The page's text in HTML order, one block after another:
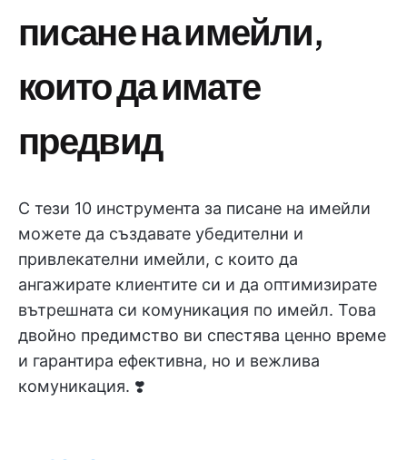
писане на имейли,
които да имате
предвид
С тези 10 инструмента за писане на имейли
можете да създавате убедителни и
привлекателни имейли, с които да
ангажирате клиентите си и да оптимизирате
вътрешната си комуникация по имейл. Това
двойно предимство ви спестява ценно време
и гарантира ефективна, но и вежлива
комуникация. ❣️